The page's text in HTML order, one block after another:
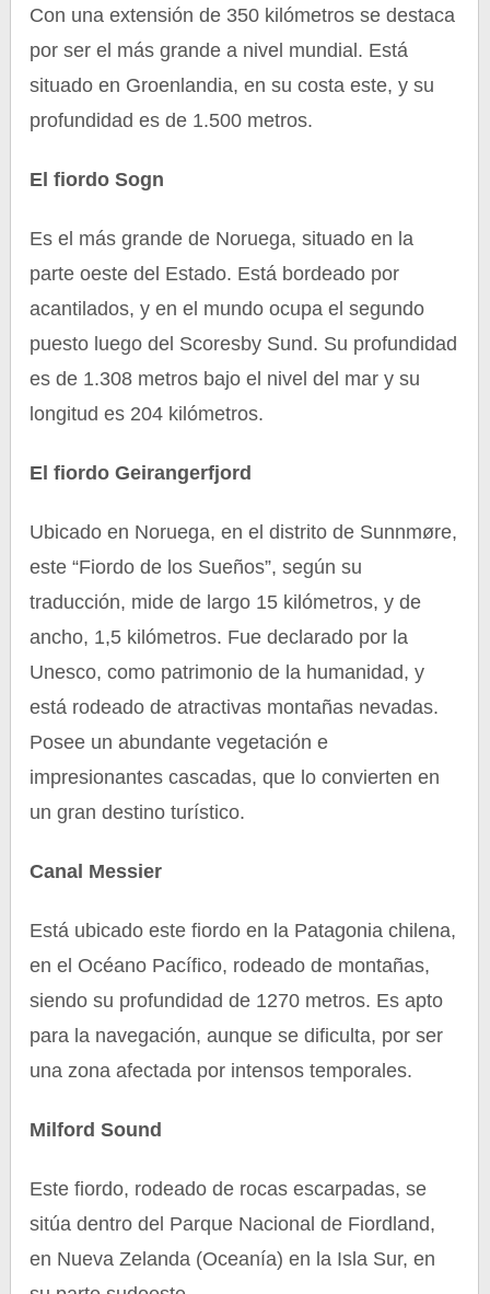
Con una extensión de 350 kilómetros se destaca
por ser el más grande a nivel mundial. Está
situado en Groenlandia, en su costa este, y su
profundidad es de 1.500 metros.
El fiordo Sogn
Es el más grande de Noruega, situado en la
parte oeste del Estado. Está bordeado por
acantilados, y en el mundo ocupa el segundo
puesto luego del Scoresby Sund. Su profundidad
es de 1.308 metros bajo el nivel del mar y su
longitud es 204 kilómetros.
El fiordo Geirangerfjord
Ubicado en Noruega, en el distrito de Sunnmøre,
este “Fiordo de los Sueños”, según su
traducción, mide de largo 15 kilómetros, y de
ancho, 1,5 kilómetros. Fue declarado por la
Unesco, como patrimonio de la humanidad, y
está rodeado de atractivas montañas nevadas.
Posee un abundante vegetación e
impresionantes cascadas, que lo convierten en
un gran destino turístico.
Canal Messier
Está ubicado este fiordo en la Patagonia chilena,
en el Océano Pacífico, rodeado de montañas,
siendo su profundidad de 1270 metros. Es apto
para la navegación, aunque se dificulta, por ser
una zona afectada por intensos temporales.
Milford Sound
Este fiordo, rodeado de rocas escarpadas, se
sitúa dentro del Parque Nacional de Fiordland,
en Nueva Zelanda (Oceanía) en la Isla Sur, en